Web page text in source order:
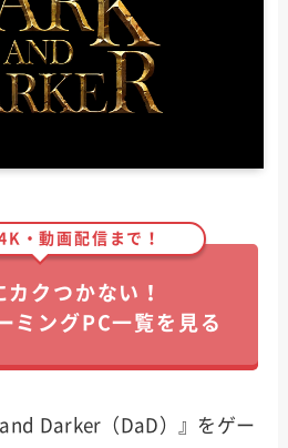
・動画配信まで！
カクつかない！
ミングPC一覧を見る
Darker（DaD）』をゲー